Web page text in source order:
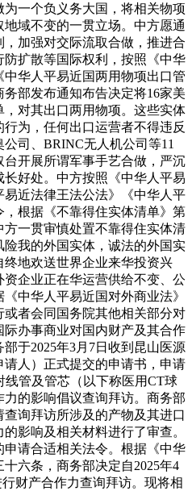
一个负义务大国，将相关物项
域不变的一贯立场。中方愿通
加强对交际流取合做，推进合
扩散等国际权利，按照《中华
华人平易近国两用物项出口管
部发布通知布告决定将16家美
对其出口两用物项。这些实体
为，任何出口运营者不得违反
公司、BRINC无人机公司等11
开展所谓军事手艺合做，严沉
好处。中方按照《中华人平易
近法律王法公法》《中华人平
根据《不靠得住实体清单》第
一贯审慎处置不靠得住实体清
我的外国实体，诚法的外国实
地欢送世界企业来华投资兴
企业正在华运营供给不变、公
中华人平易近国对外商业法》
者会同国务院其他相关部分对
办事商业对国内财产及其合作
于2025年3月7日收到昆山医源
人）正式提交的申请书，申请
线管及管芯（以下称医用CT球
的影响倡议查询拜访。商务部
询拜访所涉及的产物及其进口
影响及相关材料进行了审查。
请合适相关法令。根据《中华
六条，商务部决定自2025年4
财产合作力查询拜访。现将相